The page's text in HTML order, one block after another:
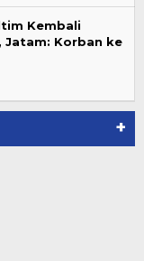
Kembali
Jatam: Korban ke
+